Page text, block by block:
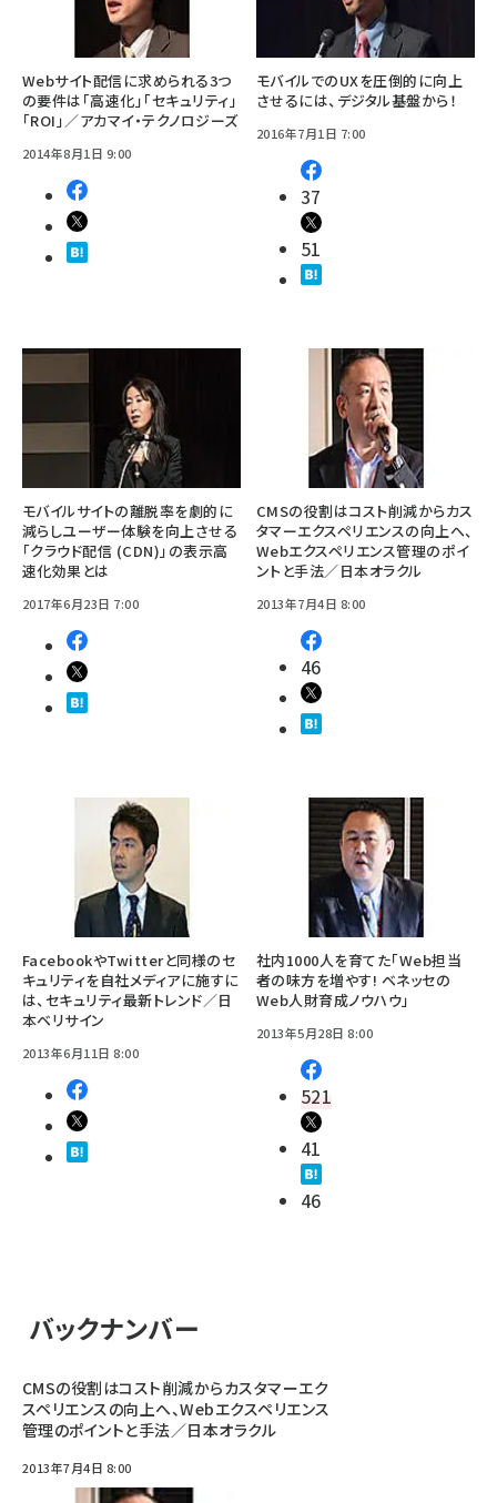
Webサイト配信に求められる3つ
の要件は「高速化」「セキュリティ」
「ROI」／アカマイ・テクノロジーズ
2014年8月1日 9:00
モバイルでのUXを圧倒的に向上
させるには、デジタル基盤から！
2016年7月1日 7:00
37
51
モバイルサイトの離脱率を劇的に
減らしユーザー体験を向上させる
「クラウド配信 (CDN)」の表示高
速化効果とは
2017年6月23日 7:00
CMSの役割はコスト削減からカス
タマーエクスペリエンスの向上へ、
Webエクスペリエンス管理のポイ
ントと手法／日本オラクル
2013年7月4日 8:00
46
FacebookやTwitterと同様のセ
キュリティを自社メディアに施すに
は、セキュリティ最新トレンド／日
本ベリサイン
2013年6月11日 8:00
社内1000人を育てた「Web担当
者の味方を増やす! ベネッセの
Web人財育成ノウハウ」
2013年5月28日 8:00
521
41
46
バックナンバー
CMSの役割はコスト削減からカスタマーエク
スペリエンスの向上へ、Webエクスペリエンス
管理のポイントと手法／日本オラクル
2013年7月4日 8:00